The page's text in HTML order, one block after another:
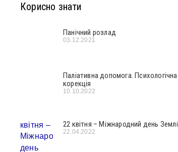
Корисно знати
Панічний розлад
03.12.2021
Паліативна допомога. Психологічна
корекція
10.10.2022
22 квітня – Міжнародний день Землі
22.04.2022